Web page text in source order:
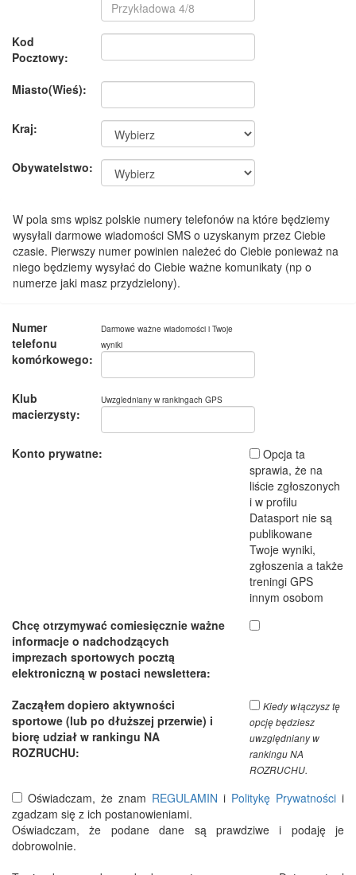
Kod
Pocztowy:
Miasto(Wieś):
Kraj:
Obywatelstwo:
W pola sms wpisz polskie numery telefonów na które będziemy
wysyłali darmowe wiadomości SMS o uzyskanym przez Ciebie
czasie. Pierwszy numer powinien należeć do Ciebie ponieważ na
niego będziemy wysyłać do Ciebie ważne komunikaty (np o
numerze jaki masz przydzielony).
Numer
telefonu
komórkowego:
Darmowe ważne wiadomości i Twoje
wyniki
Klub
macierzysty:
Uwzgledniany w rankingach GPS
Konto prywatne:
Opcja ta
sprawia, że na
liście zgłoszonych
i w profilu
Datasport nie są
publikowane
Twoje wyniki,
zgłoszenia a także
treningi GPS
innym osobom
Chcę otrzymywać comiesięcznie ważne
informacje o nadchodzących
imprezach sportowych pocztą
elektroniczną w postaci newslettera:
Zacząłem dopiero aktywności
sportowe (lub po dłuższej przerwie) i
biorę udział w rankingu NA
ROZRUCHU:
Kiedy włączysz tę
opcję będziesz
uwzględniany w
rankingu NA
ROZRUCHU.
Oświadczam, że znam REGULAMIN i Politykę Prywatności i
zgadzam się z ich postanowieniami.
Oświadczam, że podane dane są prawdziwe i podaję je
dobrowolnie.